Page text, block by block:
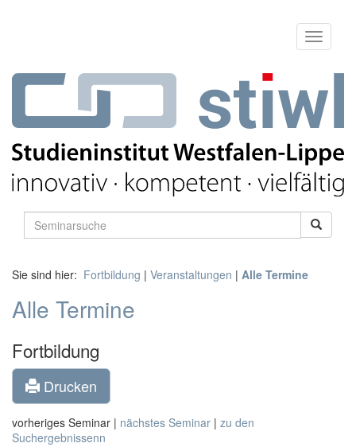
Sie sind hier: Fortbildung | Veranstaltungen | Alle Termine
Alle Termine
Fortbildung
Drucken
vorheriges Seminar | nächstes Seminar | zu den
Suchergebnissenn